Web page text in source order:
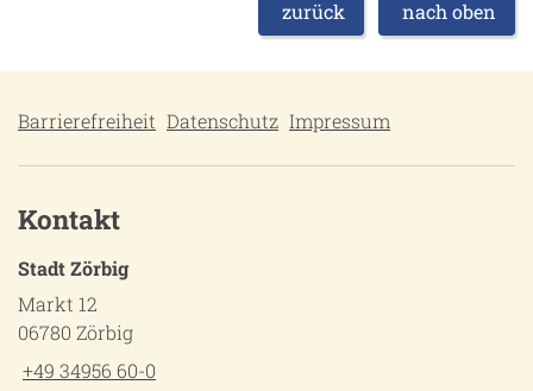
zurück nach oben
Barrierefreiheit Datenschutz Impressum
Kontakt
Stadt Zörbig
Markt 12
06780 Zörbig
+49 34956 60-0